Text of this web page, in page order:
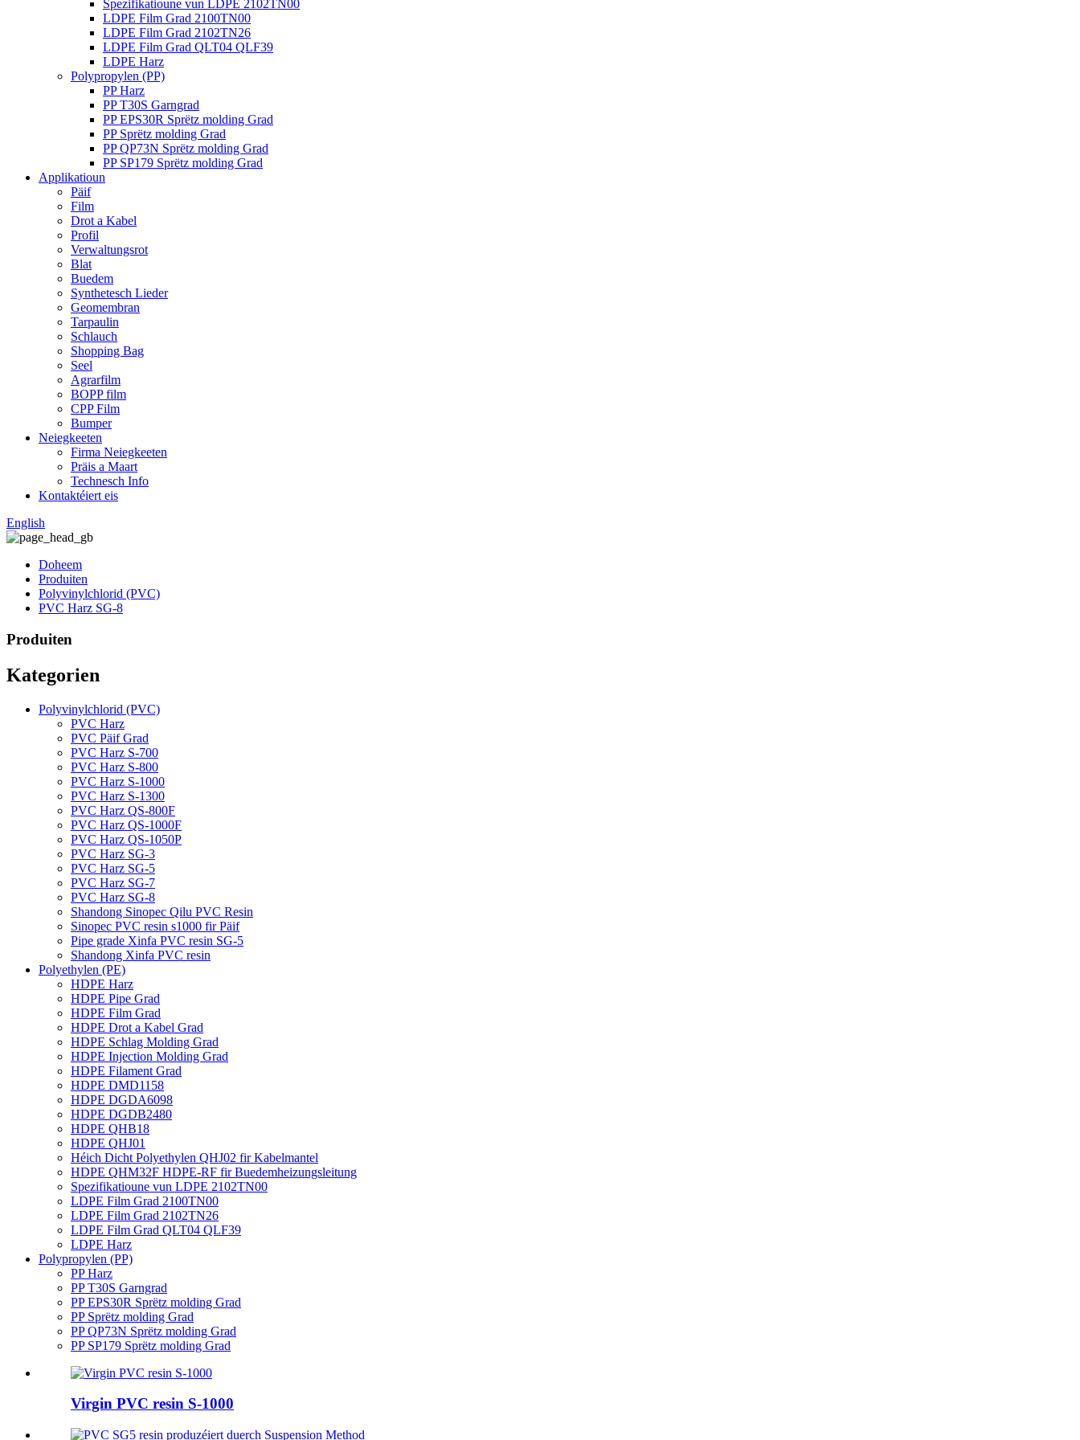
Spezifikatioune vun LDPE 2102TN00
LDPE Film Grad 2100TN00
LDPE Film Grad 2102TN26
LDPE Film Grad QLT04 QLF39
LDPE Harz
Polypropylen (PP)
PP Harz
PP T30S Garngrad
PP EPS30R Sprëtz molding Grad
PP Sprëtz molding Grad
PP QP73N Sprëtz molding Grad
PP SP179 Sprëtz molding Grad
Applikatioun
Päif
Film
Drot a Kabel
Profil
Verwaltungsrot
Blat
Buedem
Synthetesch Lieder
Geomembran
Tarpaulin
Schlauch
Shopping Bag
Seel
Agrarfilm
BOPP film
CPP Film
Bumper
Neiegkeeten
Firma Neiegkeeten
Präis a Maart
Technesch Info
Kontaktéiert eis
English
Doheem
Produiten
Polyvinylchlorid (PVC)
PVC Harz SG-8
Produiten
Kategorien
Polyvinylchlorid (PVC)
PVC Harz
PVC Päif Grad
PVC Harz S-700
PVC Harz S-800
PVC Harz S-1000
PVC Harz S-1300
PVC Harz QS-800F
PVC Harz QS-1000F
PVC Harz QS-1050P
PVC Harz SG-3
PVC Harz SG-5
PVC Harz SG-7
PVC Harz SG-8
Shandong Sinopec Qilu PVC Resin
Sinopec PVC resin s1000 fir Päif
Pipe grade Xinfa PVC resin SG-5
Shandong Xinfa PVC resin
Polyethylen (PE)
HDPE Harz
HDPE Pipe Grad
HDPE Film Grad
HDPE Drot a Kabel Grad
HDPE Schlag Molding Grad
HDPE Injection Molding Grad
HDPE Filament Grad
HDPE DMD1158
HDPE DGDA6098
HDPE DGDB2480
HDPE QHB18
HDPE QHJ01
Héich Dicht Polyethylen QHJ02 fir Kabelmantel
HDPE QHM32F HDPE-RF fir Buedemheizungsleitung
Spezifikatioune vun LDPE 2102TN00
LDPE Film Grad 2100TN00
LDPE Film Grad 2102TN26
LDPE Film Grad QLT04 QLF39
LDPE Harz
Polypropylen (PP)
PP Harz
PP T30S Garngrad
PP EPS30R Sprëtz molding Grad
PP Sprëtz molding Grad
PP QP73N Sprëtz molding Grad
PP SP179 Sprëtz molding Grad
Virgin PVC resin S-1000